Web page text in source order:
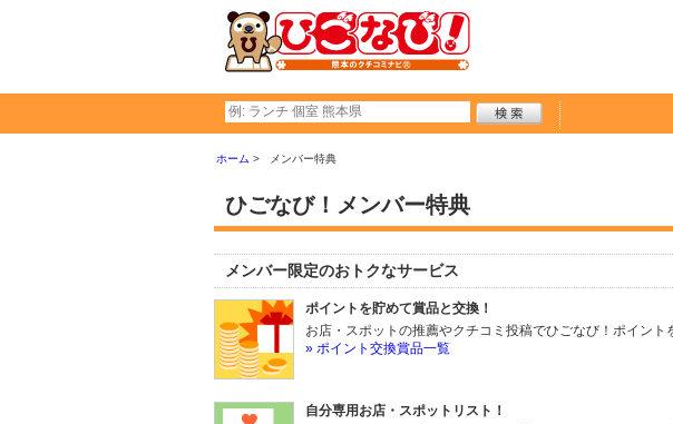
ホーム メンバー特典
ひごなび！メンバー特典
メンバー限定のおトクなサービス
ポイントを貯めて賞品と交換！
お店・スポットの推薦やクチコミ投稿でひごなび！ポイント
» ポイント交換賞品一覧
自分専用お店・スポットリスト！